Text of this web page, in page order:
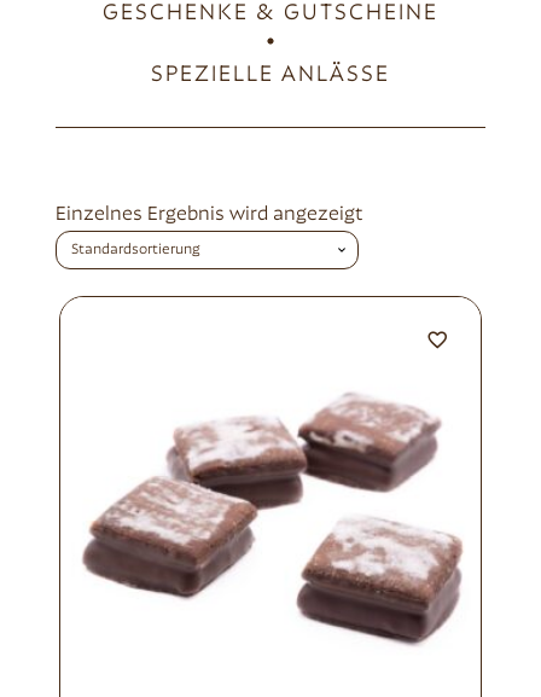
GESCHENKE & GUTSCHEINE
SPEZIELLE ANLÄSSE
Einzelnes Ergebnis wird angezeigt